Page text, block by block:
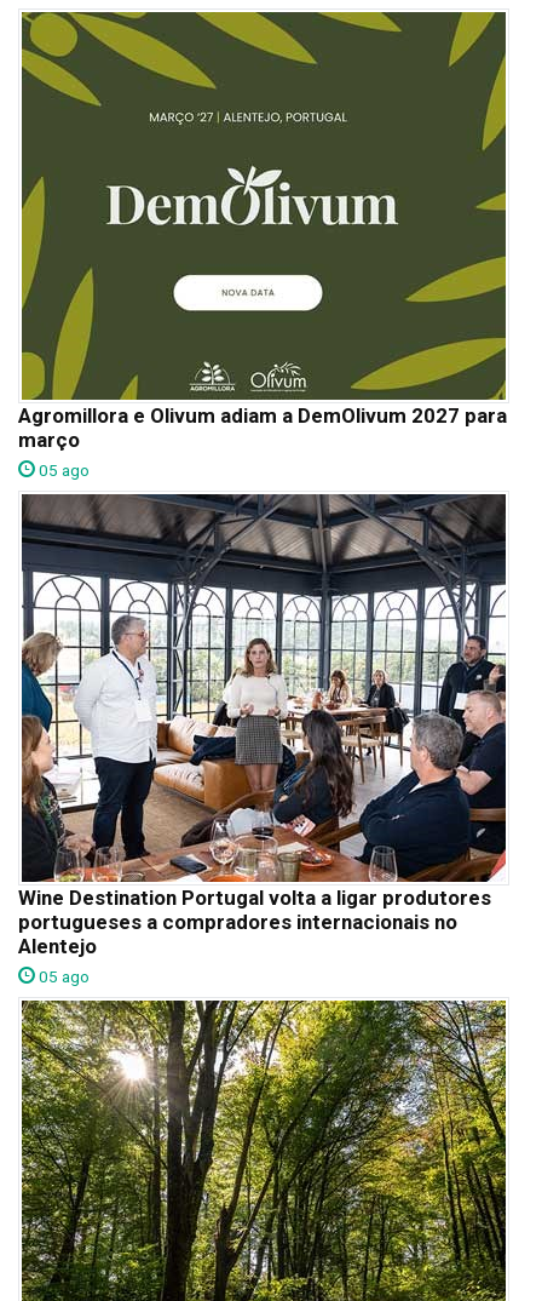
Agromillora e Olivum adiam a DemOlivum 2027 para
março
05 ago
Wine Destination Portugal volta a ligar produtores
portugueses a compradores internacionais no
Alentejo
05 ago